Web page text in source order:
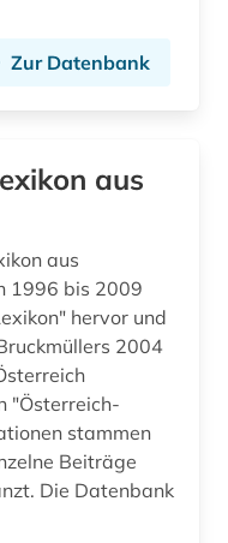
Zur Datenbank
aus
aus
1996 bis 2009
hervor und
2004
stammen
Beiträge
Die Datenbank